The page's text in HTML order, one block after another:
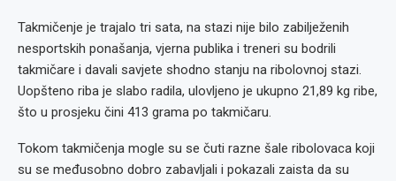
Takmičenje je trajalo tri sata, na stazi nije bilo zabilježenih
nesportskih ponašanja, vjerna publika i treneri su bodrili
takmičare i davali savjete shodno stanju na ribolovnoj stazi.
Uopšteno riba je slabo radila, ulovljeno je ukupno 21,89 kg ribe,
što u prosjeku čini 413 grama po takmičaru.
Tokom takmičenja mogle su se čuti razne šale ribolovaca koji
su se međusobno dobro zabavljali i pokazali zaista da su